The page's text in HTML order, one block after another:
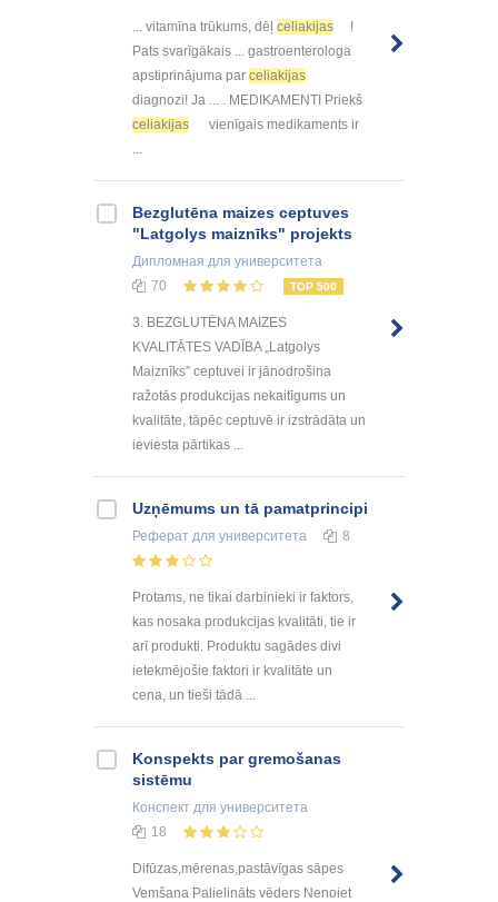
... vitamīna trūkums, dēļ celiakijas
!
Pats svarīgākais ... gastroenterologa
apstiprinājuma par celiakijas
diagnozi! Ja ... . MEDIKAMENTI Priekš
celiakijas
vienīgais medikaments ir
...
Bezglutēna maizes ceptuves
"Latgolys maiznīks" projekts
Дипломная для университета
70
TOP 500
3. BEZGLUTĒNA MAIZES
KVALITĀTES VADĪBA „Latgolys
Maiznīks” ceptuvei ir jānodrošina
ražotās produkcijas nekaitīgums un
kvalitāte, tāpēc ceptuvē ir izstrādāta un
ieviesta pārtikas ...
Uzņēmums un tā pamatprincipi
Реферат для университета 8
Protams, ne tikai darbinieki ir faktors,
kas nosaka produkcijas kvalitāti, tie ir
arī produkti. Produktu sagādes divi
ietekmējošie faktori ir kvalitāte un
cena, un tieši tādā ...
Konspekts par gremošanas
sistēmu
Конспект для университета
18
Difūzas,mērenas,pastāvīgas sāpes
Vemšana Palielināts vēders Nenoiet